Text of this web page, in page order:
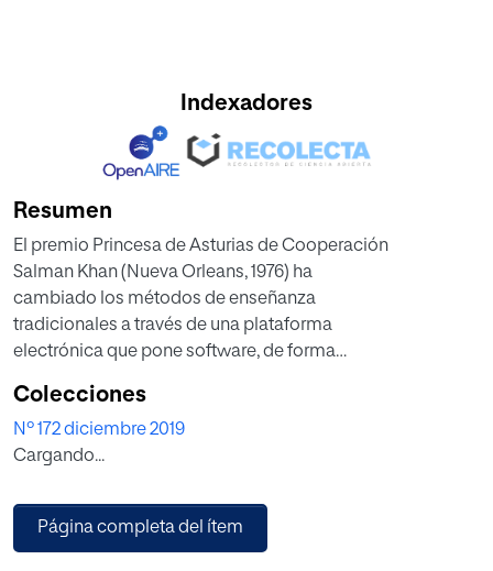
Indexadores
Resumen
El premio Princesa de Asturias de Cooperación
Salman Khan (Nueva Orleans, 1976) ha
cambiado los métodos de enseñanza
tradicionales a través de una plataforma
electrónica que pone software, de forma
en cualquier lugar. En su libro La escuela
del mundo (Ariel) propone una enseñanza
interconectada, en la que prime la motivación
no la preparación de exámenes, que promueva
la creatividad, y en la que el fracaso se
Colecciones
Nº 172 diciembre 2019
Cargando...
Página completa del ítem